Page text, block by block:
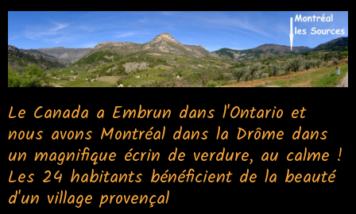
Le Canada a Embrun dans l'Ontario et
nous avons Montréal dans la Drôme dans
un magnifique écrin de verdure, au calme !
Les 24 habitants bénéficient de la beauté
d'un village provençal